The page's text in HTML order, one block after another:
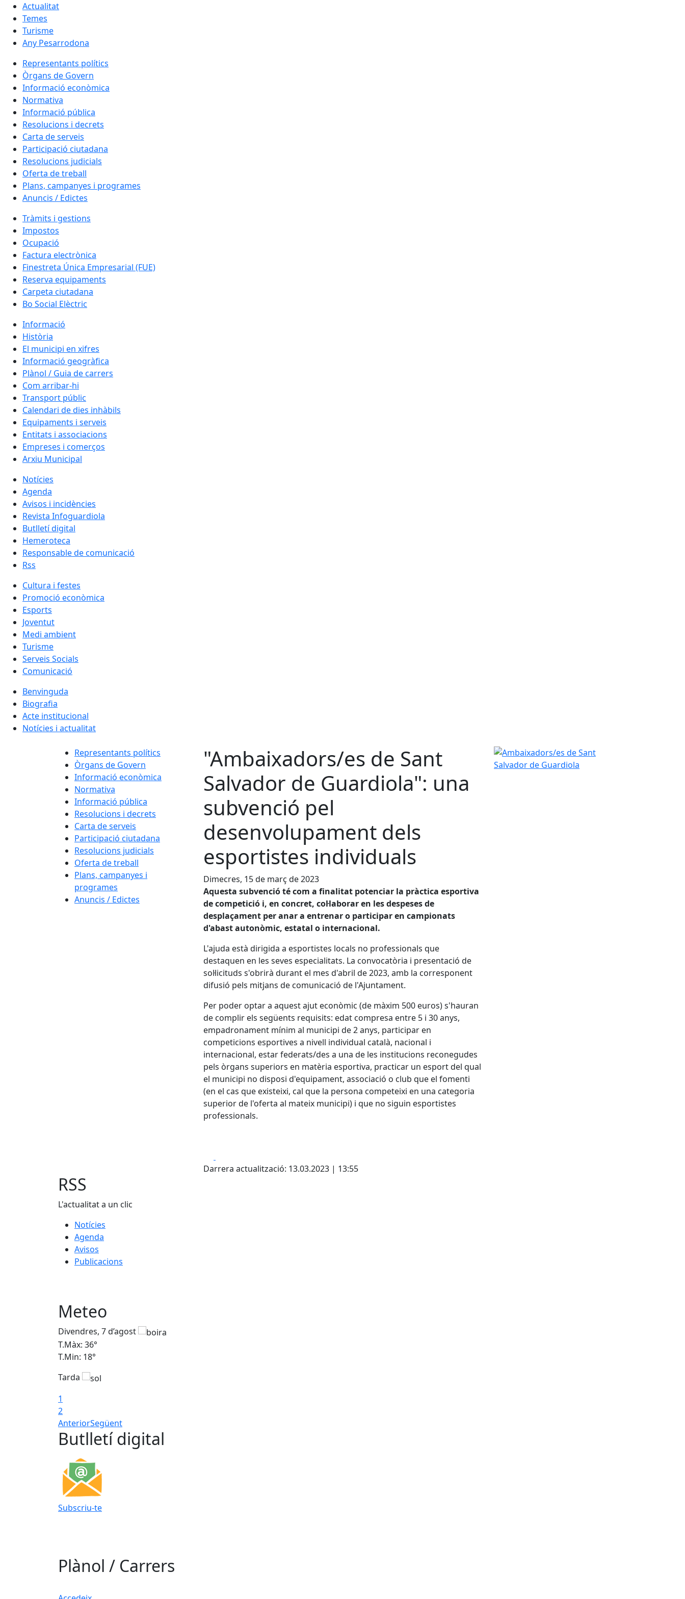
Actualitat
Temes
Turisme
Any Pesarrodona
Representants polítics
Òrgans de Govern
Informació econòmica
Normativa
Informació pública
Resolucions i decrets
Carta de serveis
Participació ciutadana
Resolucions judicials
Oferta de treball
Plans, campanyes i programes
Anuncis / Edictes
Tràmits i gestions
Impostos
Ocupació
Factura electrònica
Finestreta Única Empresarial (FUE)
Reserva equipaments
Carpeta ciutadana
Bo Social Elèctric
Informació
Història
El municipi en xifres
Informació geogràfica
Plànol / Guia de carrers
Com arribar-hi
Transport públic
Calendari de dies inhàbils
Equipaments i serveis
Entitats i associacions
Empreses i comerços
Arxiu Municipal
Notícies
Agenda
Avisos i incidències
Revista Infoguardiola
Butlletí digital
Hemeroteca
Responsable de comunicació
Rss
Cultura i festes
Promoció econòmica
Esports
Joventut
Medi ambient
Turisme
Serveis Socials
Comunicació
Benvinguda
Biografia
Acte institucional
Notícies i actualitat
Representants polítics
Òrgans de Govern
Informació econòmica
Normativa
Informació pública
Resolucions i decrets
Carta de serveis
Participació ciutadana
Resolucions judicials
Oferta de treball
Plans, campanyes i
programes
Anuncis / Edictes
"Ambaixadors/es de Sant
Salvador de Guardiola": una
subvenció pel
desenvolupament dels
esportistes individuals
Dimecres, 15 de març de 2023
Aquesta subvenció té com a finalitat potenciar la pràctica esportiva
de competició i, en concret, col·laborar en les despeses de
desplaçament per anar a entrenar o participar en campionats
d'abast autonòmic, estatal o internacional.
L'ajuda està dirigida a esportistes locals no professionals que
destaquen en les seves especialitats. La convocatòria i presentació de
sol·licituds s'obrirà durant el mes d'abril de 2023, amb la corresponent
difusió pels mitjans de comunicació de l'Ajuntament.
Per poder optar a aquest ajut econòmic (de màxim 500 euros) s'hauran
de complir els següents requisits: edat compresa entre 5 i 30 anys,
empadronament mínim al municipi de 2 anys, participar en
competicions esportives a nivell individual català, nacional i
internacional, estar federats/des a una de les institucions reconegudes
pels òrgans superiors en matèria esportiva, practicar un esport del qual
el municipi no disposi d'equipament, associació o club que el fomenti
(en el cas que existeixi, cal que la persona competeixi en una categoria
superior de l'oferta al mateix municipi) i que no siguin esportistes
professionals.
Darrera actualització: 13.03.2023 | 13:55
Ambaixadors/es de Sant Salvador de Guardiola
RSS
L'actualitat a un clic
Notícies
Agenda
Avisos
Publicacions
Meteo
Divendres, 7 d’agost
T.Màx: 36°
T.Min: 18°
Tarda
1
2
AnteriorSegüent
Butlletí digital
Subscriu-te
Plànol / Carrers